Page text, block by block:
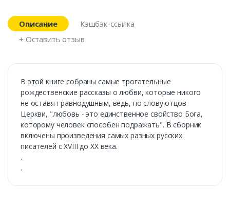
Описание
Кэшбэк-ссылка
+ Оставить отзыв
В этой книге собраны самые трогательные
рождественские рассказы о любви, которые никого
не оставят равнодушным, ведь, по слову отцов
Церкви, "любовь - это единственное свойство Бога,
которому человек способен подражать". В сборник
включены произведения самых разных русских
писателей с XVIII до ХХ века.
.
.